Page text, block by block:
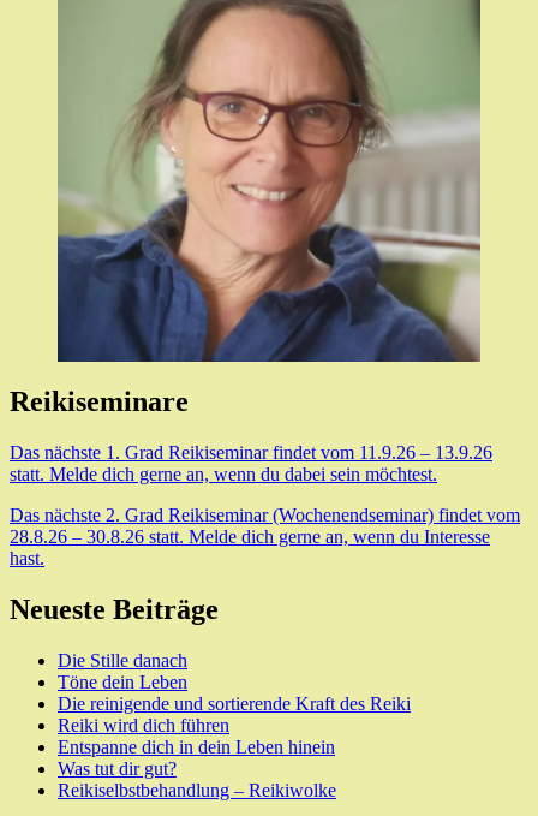
Reikiseminare
Das nächste 1. Grad Reikiseminar findet vom 11.9.26 – 13.9.26
statt. Melde dich gerne an, wenn du dabei sein möchtest.
Das nächste 2. Grad Reikiseminar (Wochenendseminar) findet vom
28.8.26 – 30.8.26 statt. Melde dich gerne an, wenn du Interesse
hast.
Neueste Beiträge
Die Stille danach
Töne dein Leben
Die reinigende und sortierende Kraft des Reiki
Reiki wird dich führen
Entspanne dich in dein Leben hinein
Was tut dir gut?
Reikiselbstbehandlung – Reikiwolke